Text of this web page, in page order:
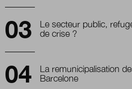
Le secteur public,
de crise ?
La remunicipalisation
Barcelone